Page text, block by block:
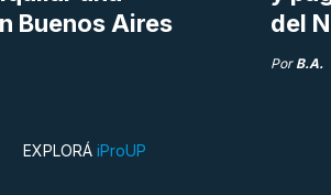
Buenos Aires
del
Por B.A.
EXPLORÁ iProUP